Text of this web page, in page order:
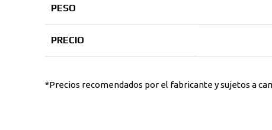
PESO
PRECIO
*Precios recomendados por el fabricante y sujetos a